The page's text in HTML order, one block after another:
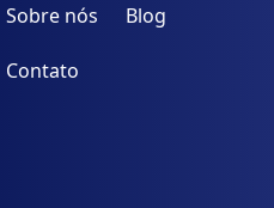
Sobre nós
Contato
Blog